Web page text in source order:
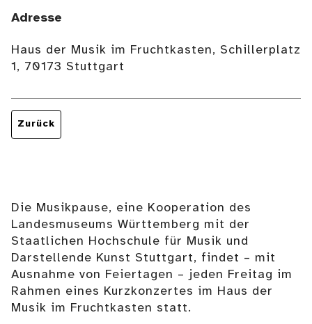
Adresse
Haus der Musik im Fruchtkasten, Schillerplatz
1, 70173 Stuttgart
Zurück
Die Musikpause, eine Kooperation des
Landesmuseums Württemberg mit der
Staatlichen Hochschule für Musik und
Darstellende Kunst Stuttgart, findet – mit
Ausnahme von Feiertagen – jeden Freitag im
Rahmen eines Kurzkonzertes im Haus der
Musik im Fruchtkasten statt.